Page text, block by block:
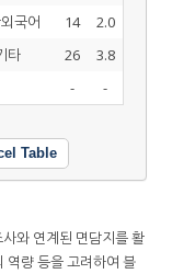
국어 14
2.0
타 26
3.8
- -
Table
와 연계된 면담지를 활
역량 등을 고려하여 블